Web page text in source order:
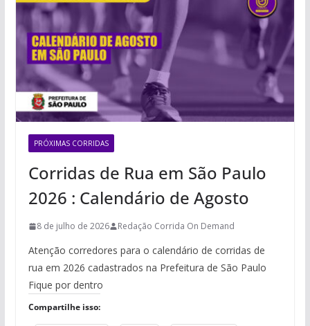
PRÓXIMAS CORRIDAS
Corridas de Rua em São Paulo
2026 : Calendário de Agosto
8 de julho de 2026 Redação Corrida On Demand
Atenção corredores para o calendário de corridas de
rua em 2026 cadastrados na Prefeitura de São Paulo
Fique por dentro
Compartilhe isso: